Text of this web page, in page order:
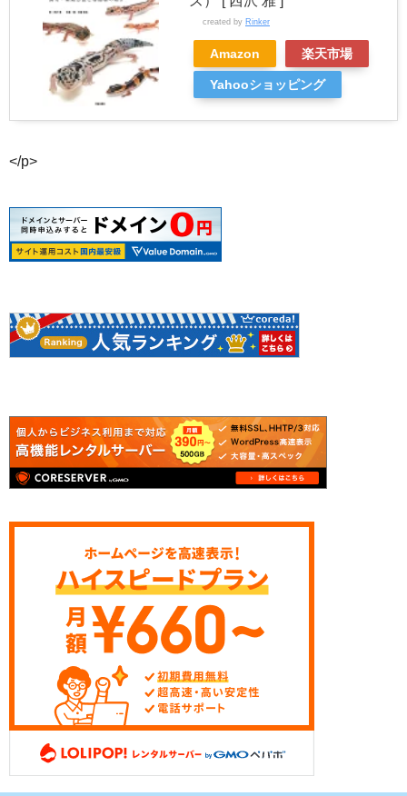
created by Rinker
Amazon 楽天市場
Yahooショッピング
</p>